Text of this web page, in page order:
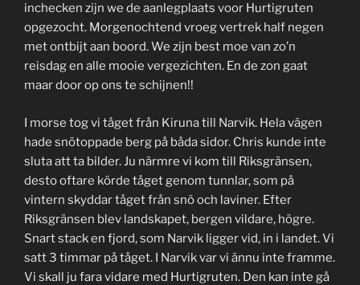
inchecken zijn we de aanlegplaats voor Hurtigruten
opgezocht. Morgenochtend vroeg vertrek half negen
met ontbijt aan boord. We zijn best moe van zo’n
reisdag en alle mooie vergezichten. En de zon gaat
maar door op ons te schijnen!!
I morse tog vi tåget från Kiruna till Narvik. Hela vägen
hade snötoppade berg på båda sidor. Chris kunde inte
sluta att ta bilder. Ju närmre vi kom till Riksgränsen,
desto oftare körde tåget genom tunnlar, som på
vintern skyddar tåget från snö och laviner. Efter
Riksgränsen blev landskapet, bergen vildare, högre.
Snart stack en fjord, som Narvik ligger vid, in i landet. Vi
satt 3 timmar på tåget. I Narvik var vi ännu inte framme.
Vi skall ju fara vidare med Hurtigruten. Den kan inte gå